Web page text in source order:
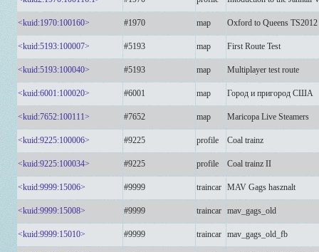
<kuid:1970:100160> #1970 map Oxford to Queens TS2012
<kuid:5193:100007> #5193 map First Route Test
<kuid:5193:100040> #5193 map Multiplayer test route
<kuid:6001:100020> #6001 map Город и пригород США
<kuid:7652:100111> #7652 map Maricopa Live Steamers
<kuid:9225:100006> #9225 profile Coal trainz
<kuid:9225:100034> #9225 profile Coal trainz II
<kuid:9999:15006> #9999 traincar MAV Gags hasznalt
<kuid:9999:15008> #9999 traincar mav_gags_old
<kuid:9999:15010> #9999 traincar mav_gags_old_fb